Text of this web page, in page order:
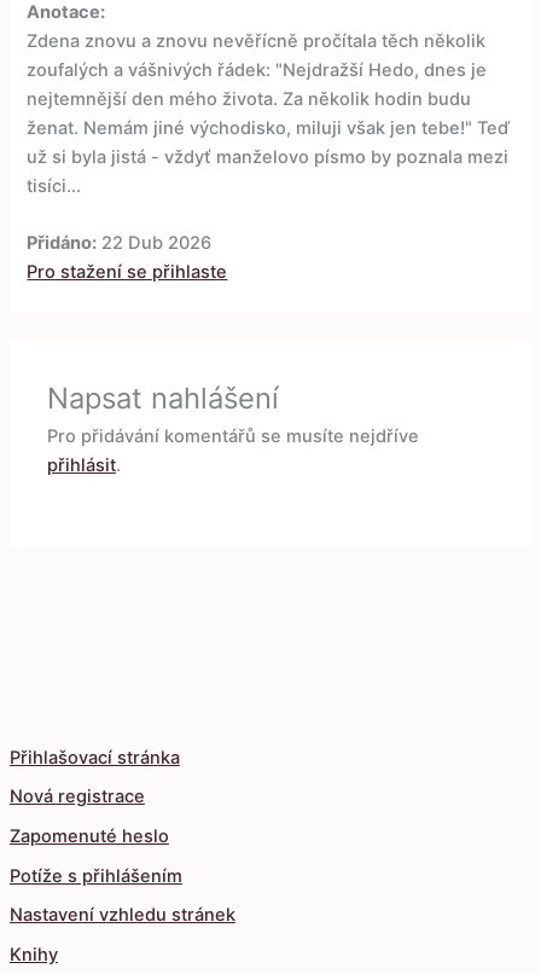
Přihlašovací stránka
Nová registrace
Zapomenuté heslo
Potíže s přihlášením
Nastavení vzhledu stránek
Knihy
Anotace:
Zdena znovu a znovu nevěřícně pročítala těch několik
zoufalých a vášnivých řádek: "Nejdražší Hedo, dnes je
nejtemnější den mého života. Za několik hodin budu
ženat. Nemám jiné východisko, miluji však jen tebe!" Teď
už si byla jistá - vždyť manželovo písmo by poznala mezi
tisíci...
Přidáno: 22 Dub 2026
Pro stažení se přihlaste
Napsat nahlášení
Pro přidávání komentářů se musíte nejdříve
přihlásit.